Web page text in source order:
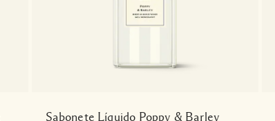
Sabonete Líquido Poppy & Barley